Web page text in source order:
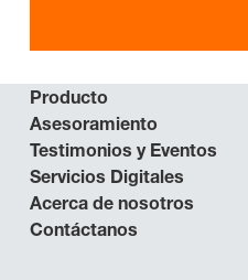
Producto
Asesoramiento
Testimonios y Eventos
Servicios Digitales
Acerca de nosotros
Contáctanos